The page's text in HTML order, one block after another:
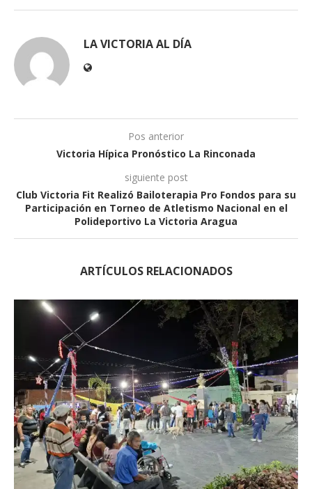
LA VICTORIA AL DÍA
Pos anterior
Victoria Hípica Pronóstico La Rinconada
siguiente post
Club Victoria Fit Realizó Bailoterapia Pro Fondos para su
Participación en Torneo de Atletismo Nacional en el
Polideportivo La Victoria Aragua
ARTÍCULOS RELACIONADOS